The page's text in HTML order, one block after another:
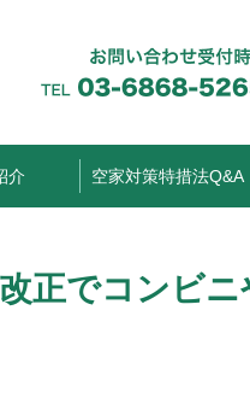
介 空家対策特措法Q&A
正でコンビ